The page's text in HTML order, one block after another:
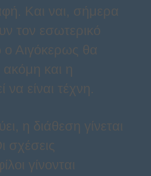
Και ναι, σήμερα
τον εσωτερικό
ο Αιγόκερως θα
και η
να είναι τέχνη.
η διάθεση γίνεται
σχέσεις
γίνονται